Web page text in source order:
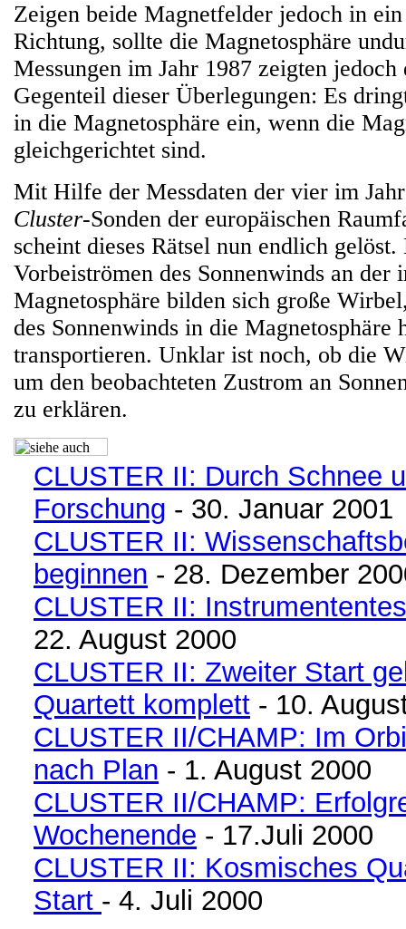
Zeigen beide Magnetfelder jedoch in
Richtung, sollte die Magnetosphäre
Messungen im Jahr 1987 zeigten jedoch
Gegenteil dieser Überlegungen: Es
in die Magnetosphäre ein, wenn die
gleichgerichtet sind.
Mit Hilfe der Messdaten der vier im
Cluster-Sonden der europäischen
scheint dieses Rätsel nun endlich gelöst.
Vorbeiströmen des Sonnenwinds an der
Magnetosphäre bilden sich große
des Sonnenwinds in die Magnetosphäre
transportieren. Unklar ist noch, ob die
um den beobachteten Zustrom an
zu erklären.
CLUSTER II: Durch Schnee
Forschung - 30. Januar 2001
CLUSTER II:
beginnen - 28. Dezember
CLUSTER II:
22. August 2000
CLUSTER II: Zweiter Start
Quartett komplett - 10.
CLUSTER II/CHAMP: Im
nach Plan - 1. August 2000
CLUSTER II/CHAMP:
Wochenende - 17.Juli 2000
CLUSTER II: Kosmisches
Start - 4. Juli 2000